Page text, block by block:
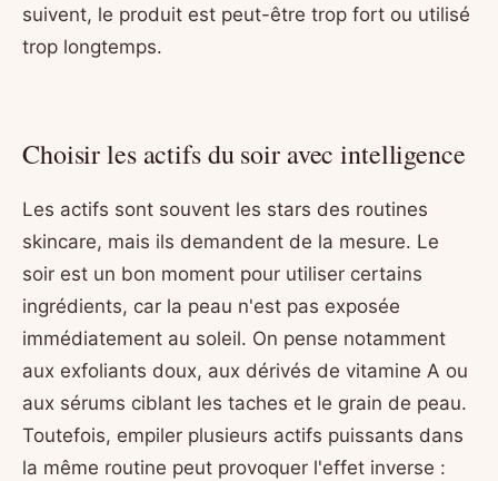
suivent, le produit est peut-être trop fort ou utilisé
trop longtemps.
Choisir les actifs du soir avec intelligence
Les actifs sont souvent les stars des routines
skincare, mais ils demandent de la mesure. Le
soir est un bon moment pour utiliser certains
ingrédients, car la peau n'est pas exposée
immédiatement au soleil. On pense notamment
aux exfoliants doux, aux dérivés de vitamine A ou
aux sérums ciblant les taches et le grain de peau.
Toutefois, empiler plusieurs actifs puissants dans
la même routine peut provoquer l'effet inverse :